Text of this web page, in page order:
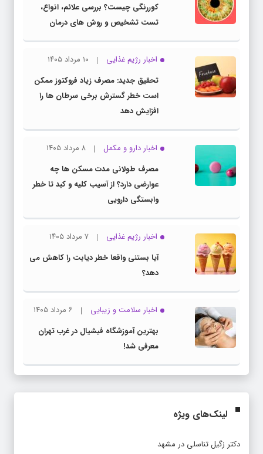
کوررنگی چیست؟ بررسی علائم، انواع،
تست تشخیص و روش های درمان
اخبار رژیم غذایی
۱۰ مرداد ۱۴۰۵
تحقیق جدید: مصرف زیاد فروکتوز ممکن
است خطر گسترش برخی سرطان ها را
افزایش دهد
اخبار دارو و مکمل
۸ مرداد ۱۴۰۵
مصرف طولانی مدت مسکن ها چه
عوارضی دارد؟ از آسیب کلیه و کبد تا خطر
وابستگی دارویی
اخبار رژیم غذایی
۷ مرداد ۱۴۰۵
آیا بستنی واقعا خطر دیابت را کاهش می
دهد؟
اخبار سلامت و زیبایی
۶ مرداد ۱۴۰۵
بهترین آموزشگاه فیشیال در غرب تهران
معرفی شد!
لینک‌های ویژه
دکتر زگیل تناسلی در مشهد